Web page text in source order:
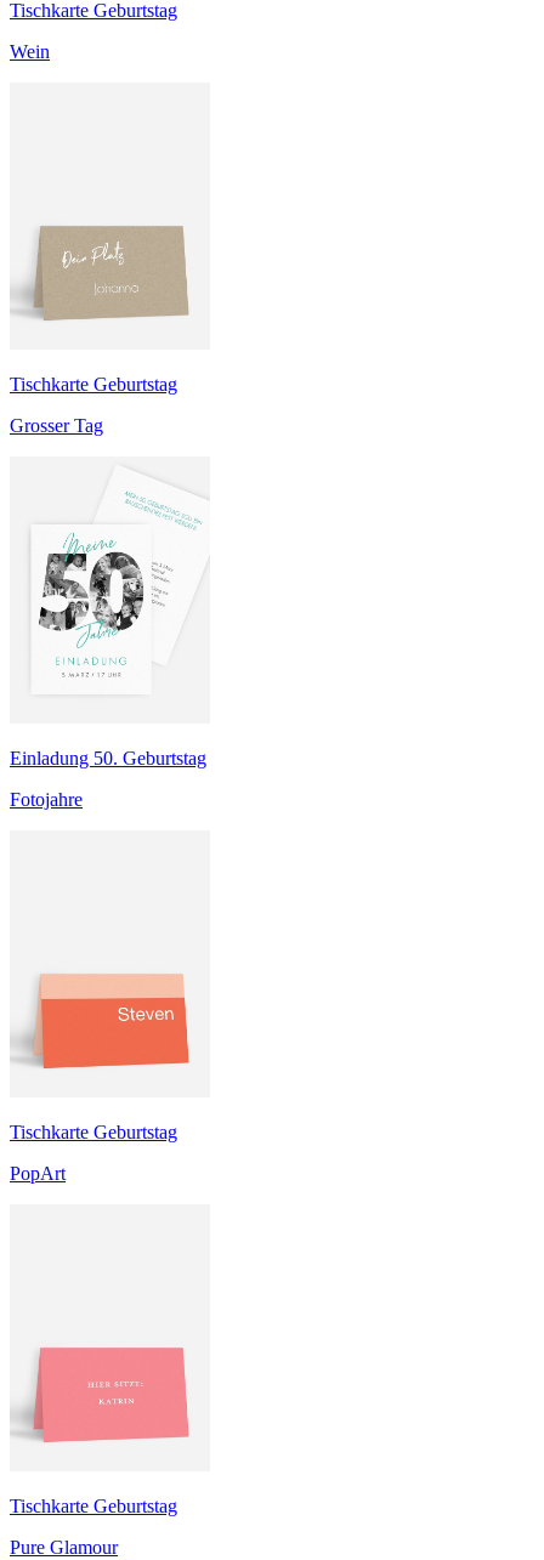
Tischkarte Geburtstag
Wein
Tischkarte Geburtstag
Grosser Tag
Einladung 50. Geburtstag
Fotojahre
Tischkarte Geburtstag
PopArt
Tischkarte Geburtstag
Pure Glamour